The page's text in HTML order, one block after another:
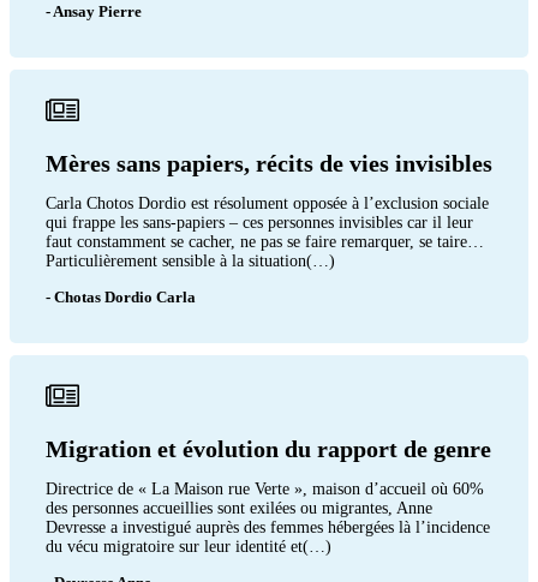
- Ansay Pierre
Mères sans papiers, récits de vies invisibles
Carla Chotos Dordio est résolument opposée à l’exclusion sociale
qui frappe les sans-papiers – ces personnes invisibles car il leur
faut constamment se cacher, ne pas se faire remarquer, se taire…
Particulièrement sensible à la situation(…)
- Chotas Dordio Carla
Migration et évolution du rapport de genre
Directrice de « La Maison rue Verte », maison d’accueil où 60%
des personnes accueillies sont exilées ou migrantes, Anne
Devresse a investigué auprès des femmes hébergées là l’incidence
du vécu migratoire sur leur identité et(…)